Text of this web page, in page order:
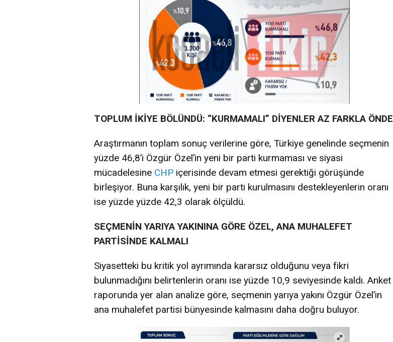
TOPLUM İKİYE BÖLÜNDÜ: “KURMAMALI” DİYENLER AZ FARKLA ÖNDE
Araştırmanın toplam sonuç verilerine göre, Türkiye genelinde seçmenin
yüzde 46,8’i Özgür Özel’in yeni bir parti kurmaması ve siyasi
mücadelesine CHP içerisinde devam etmesi gerektiği görüşünde
birleşiyor. Buna karşılık, yeni bir parti kurulmasını destekleyenlerin oranı
ise yüzde yüzde 42,3 olarak ölçüldü.
SEÇMENİN YARIYA YAKININA GÖRE ÖZEL, ANA MUHALEFET
PARTİSİNDE KALMALI
Siyasetteki bu kritik yol ayrımında kararsız olduğunu veya fikri
bulunmadığını belirtenlerin oranı ise yüzde 10,9 seviyesinde kaldı. Anket
raporunda yer alan analize göre, seçmenin yarıya yakını Özgür Özel’in
ana muhalefet partisi bünyesinde kalmasını daha doğru buluyor.